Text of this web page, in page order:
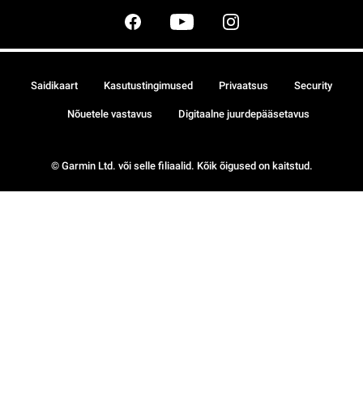
© Garmin Ltd. või selle filiaalid. Kõik õigused on kaitstud.
Saidikaart Kasutustingimused Privaatsus Security
Nõuetele vastavus Digitaalne juurdepääsetavus